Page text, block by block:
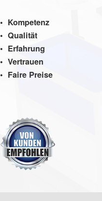
• Kompetenz
• Qualität
• Erfahrung
• Vertrauen
• Faire Preise